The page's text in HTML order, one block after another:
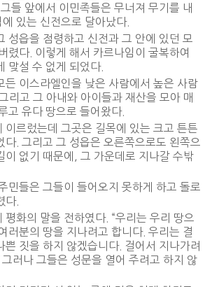
들 앞에서 이민족들은 무너져 무기를 내
있는 신전으로 달아났다.
성읍을 점령하고 신전과 그 안에 있던 모
렸다. 이렇게 해서 카르나임이 굴복하여
맞설 수 없게 되었다.
든 이스라엘인을 낮은 사람에서 높은 사람
리고 그 아내와 아이들과 재산을 모아 매
고 유다 땅으로 들어왔다.
이르렀는데 그곳은 길목에 있는 크고 튼튼
다. 그리고 그 성읍은 오른쪽으로도 왼쪽으
이 없기 때문에, 그 가운데로 지나갈 수밖
민들은 그들이 들어오지 못하게 하고 돌로
다.
평화의 말을 전하였다. “우리는 우리 땅으
러분의 땅을 지나려고 합니다. 우리는 결
쁜 짓을 하지 않겠습니다. 걸어서 지나가려
러나 그들은 성문을 열어 주려고 하지 않